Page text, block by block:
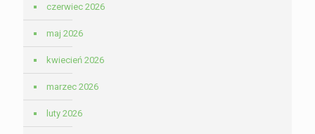
czerwiec 2026
maj 2026
kwiecień 2026
marzec 2026
luty 2026